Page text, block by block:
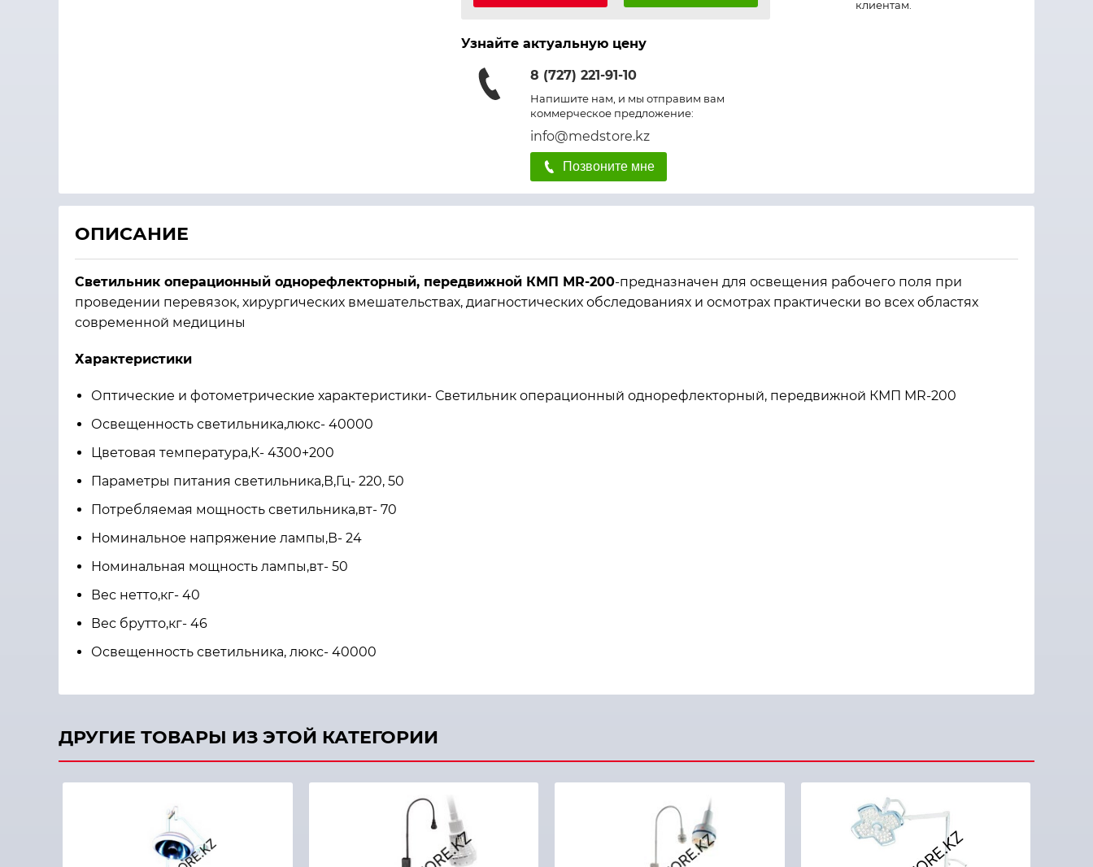
Узнайте актуальную цену
8 (727) 221-91-10
Напишите нам, и мы отправим вам
коммерческое предложение:
info@medstore.kz
Позвоните мне
клиентам.
ОПИСАНИЕ
Светильник операционный однорефлекторный, передвижной КМП MR-200-предназначен для освещения рабочего поля при
проведении перевязок, хирургических вмешательствах, диагностических обследованиях и осмотрах практически во всех областях
современной медицины
Характеристики
Оптические и фотометрические характеристики- Светильник операционный однорефлекторный, передвижной КМП MR-200
Освещенность светильника,люкс- 40000
Цветовая температура,К- 4300+200
Параметры питания светильника,В,Гц- 220, 50
Потребляемая мощность светильника,вт- 70
Номинальное напряжение лампы,В- 24
Номинальная мощность лампы,вт- 50
Вес нетто,кг- 40
Вес брутто,кг- 46
Освещенность светильника, люкс- 40000
ДРУГИЕ ТОВАРЫ ИЗ ЭТОЙ КАТЕГОРИИ